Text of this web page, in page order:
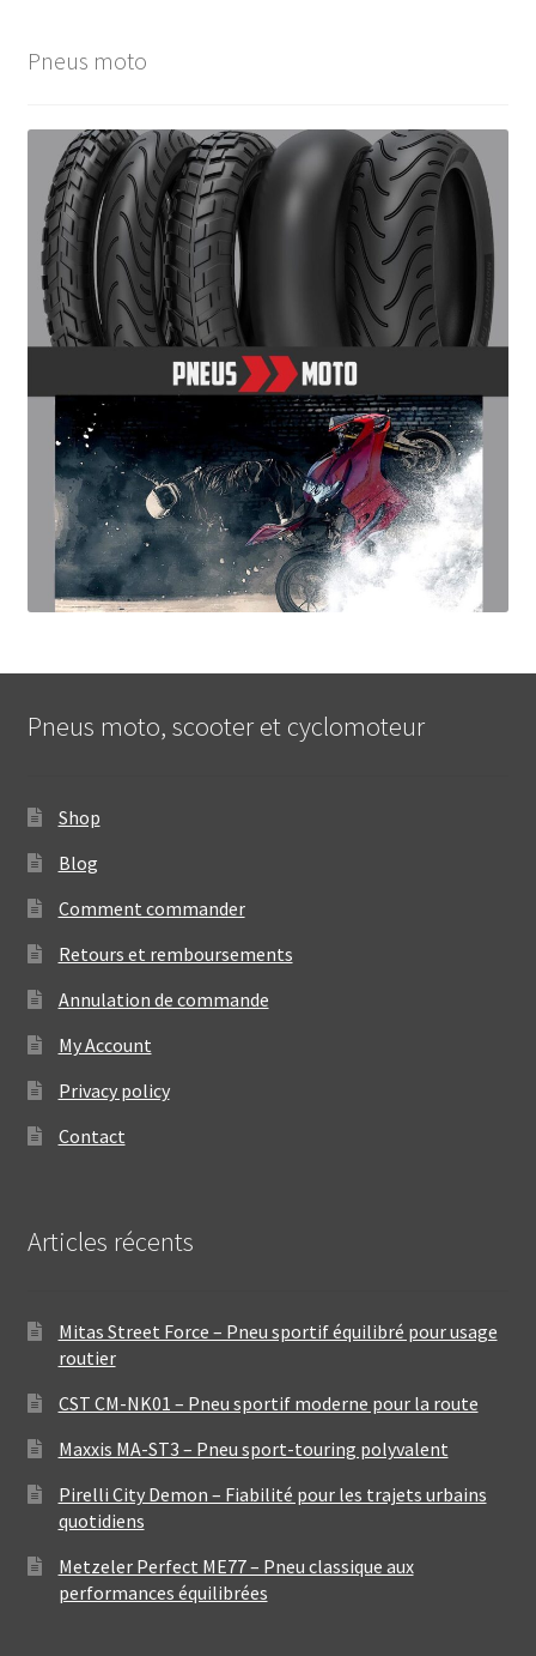
Pneus moto
Pneus moto, scooter et cyclomoteur
Shop
Blog
Comment commander
Retours et remboursements
Annulation de commande
My Account
Privacy policy
Contact
Articles récents
Mitas Street Force – Pneu sportif équilibré pour usage
routier
CST CM-NK01 – Pneu sportif moderne pour la route
Maxxis MA-ST3 – Pneu sport-touring polyvalent
Pirelli City Demon – Fiabilité pour les trajets urbains
quotidiens
Metzeler Perfect ME77 – Pneu classique aux
performances équilibrées